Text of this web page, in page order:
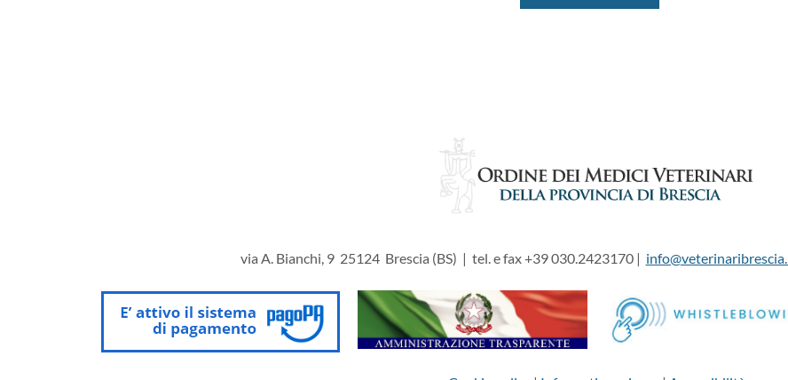
via A. Bianchi, 9 25124 Brescia (BS) | tel. e fax +39 030.2423170 |